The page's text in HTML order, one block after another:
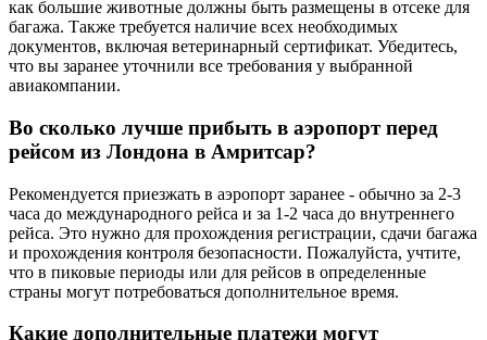
как большие животные должны быть размещены в отсеке для
багажа. Также требуется наличие всех необходимых
документов, включая ветеринарный сертификат. Убедитесь,
что вы заранее уточнили все требования у выбранной
авиакомпании.
Во сколько лучше прибыть в аэропорт перед
рейсом из Лондона в Амритсар?
Рекомендуется приезжать в аэропорт заранее - обычно за 2-3
часа до международного рейса и за 1-2 часа до внутреннего
рейса. Это нужно для прохождения регистрации, сдачи багажа
и прохождения контроля безопасности. Пожалуйста, учтите,
что в пиковые периоды или для рейсов в определенные
страны могут потребоваться дополнительное время.
Какие дополнительные платежи могут